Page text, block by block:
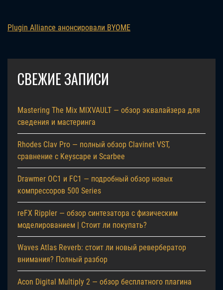
Plugin Alliance анонсировали BYOME
СВЕЖИЕ ЗАПИСИ
Mastering The Mix MIXVAULT — обзор эквалайзера для
сведения и мастеринга
Rhodes Clav Pro — полный обзор Clavinet VST,
сравнение с Keyscape и Scarbee
Drawmer OC1 и FC1 — подробный обзор новых
компрессоров 500 Series
reFX Rippler — обзор синтезатора с физическим
моделированием | Стоит ли покупать?
Waves Atlas Reverb: стоит ли новый ревербератор
внимания? Полный разбор
Acon Digital Multiply 2 — обзор бесплатного плагина